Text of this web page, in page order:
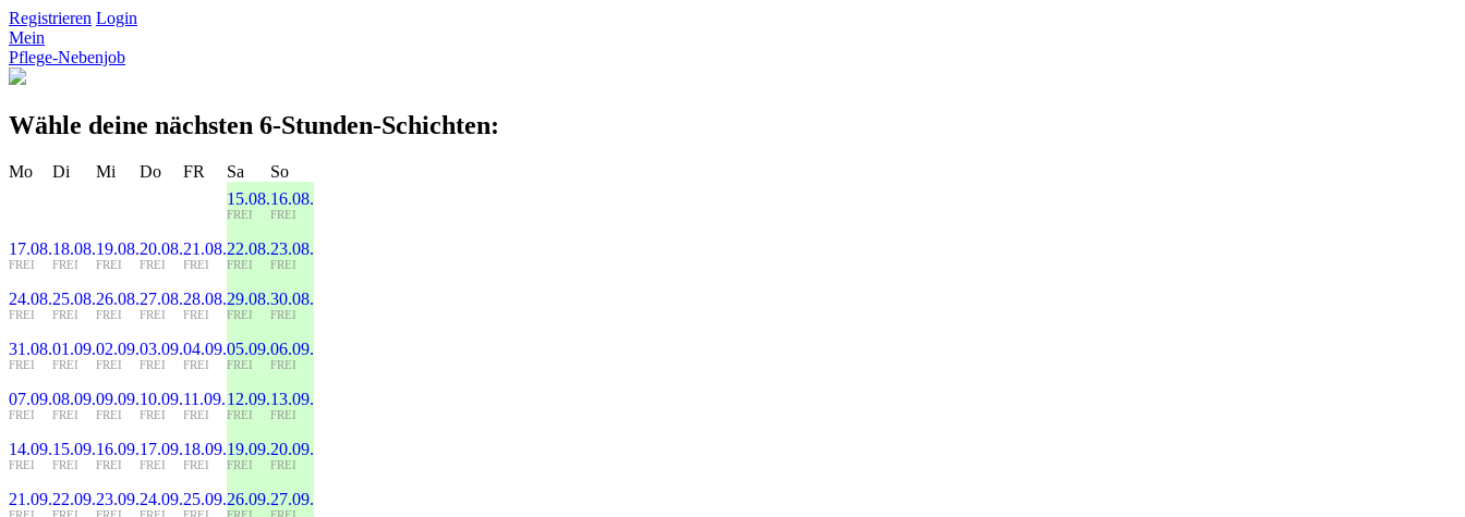
Registrieren Login
Mein
Pflege-Nebenjob
Wähle deine nächsten 6-Stunden-Schichten:
Mo Di Mi Do FR Sa
So
15.08.
FREI
16.08.
FREI
17.08.
FREI
18.08.
FREI
19.08.
FREI
20.08.
FREI
21.08.
FREI
22.08.
FREI
23.08.
FREI
24.08.
FREI
25.08.
FREI
26.08.
FREI
27.08.
FREI
28.08.
FREI
29.08.
FREI
30.08.
FREI
31.08.
FREI
01.09.
FREI
02.09.
FREI
03.09.
FREI
04.09.
FREI
05.09.
FREI
06.09.
FREI
07.09.
FREI
08.09.
FREI
09.09.
FREI
10.09.
FREI
11.09.
FREI
12.09.
FREI
13.09.
FREI
14.09.
FREI
15.09.
FREI
16.09.
FREI
17.09.
FREI
18.09.
FREI
19.09.
FREI
20.09.
FREI
21.09.22.09.23.09.24.09.25.09.26.09.27.09.